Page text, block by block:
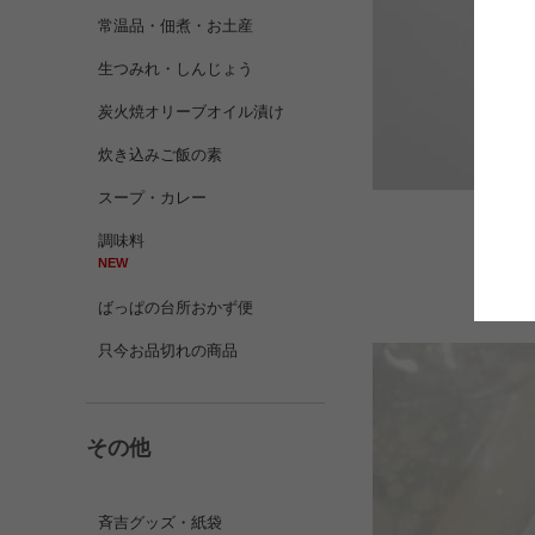
常温品・佃煮・お土産
生つみれ・しんじょう
炭火焼オリーブオイル漬け
炊き込みご飯の素
スープ・カレー
調味料
NEW
ばっぱの台所おかず便
只今お品切れの商品
その他
斉吉グッズ・紙袋